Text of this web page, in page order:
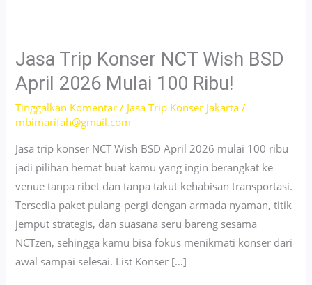
Jasa Trip Konser NCT Wish BSD
April 2026 Mulai 100 Ribu!
Tinggalkan Komentar / Jasa Trip Konser Jakarta /
mbimarifah@gmail.com
Jasa trip konser NCT Wish BSD April 2026 mulai 100 ribu
jadi pilihan hemat buat kamu yang ingin berangkat ke
venue tanpa ribet dan tanpa takut kehabisan transportasi.
Tersedia paket pulang-pergi dengan armada nyaman, titik
jemput strategis, dan suasana seru bareng sesama
NCTzen, sehingga kamu bisa fokus menikmati konser dari
awal sampai selesai. List Konser […]